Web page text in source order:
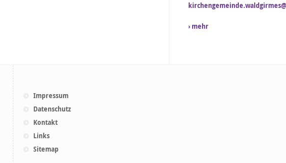
› mehr
Impressum
Datenschutz
Kontakt
Links
Sitemap